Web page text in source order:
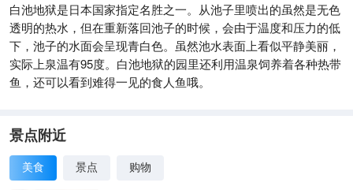
白池地狱是日本国家指定名胜之一。从池子里喷出的虽然是无色
透明的热水，但在重新落回池子的时候，会由于温度和压力的低
下，池子的水面会呈现青白色。虽然池水表面上看似平静美丽，
实际上泉温有95度。白池地狱的园里还利用温泉饲养着各种热带
鱼，还可以看到难得一见的食人鱼哦。
景点附近
美食 景点 购物